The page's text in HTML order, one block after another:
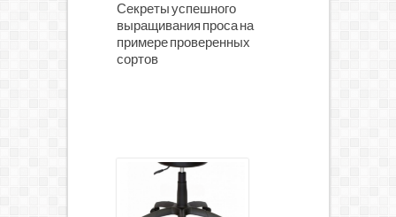
Секреты успешного
выращивания проса на
примере проверенных
сортов